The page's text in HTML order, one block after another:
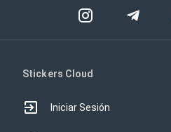
Stickers Cloud
Iniciar Sesión